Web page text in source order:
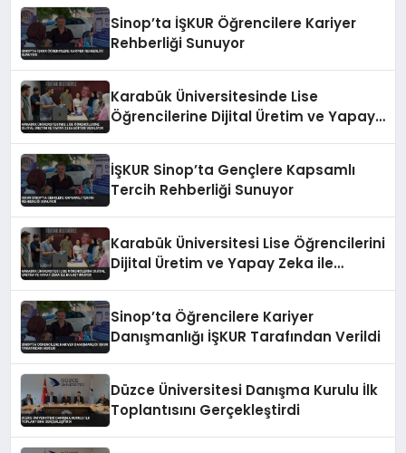
Sinop’ta İŞKUR Öğrencilere Kariyer
Rehberliği Sunuyor
Karabük Üniversitesinde Lise
Öğrencilerine Dijital Üretim ve Yapay
İŞKUR Sinop’ta Gençlere Kapsamlı
Tercih Rehberliği Sunuyor
Karabük Üniversitesi Lise Öğrencilerini
Dijital Üretim ve Yapay Zeka ile
Sinop’ta Öğrencilere Kariyer
Danışmanlığı İŞKUR Tarafından Verildi
Düzce Üniversitesi Danışma Kurulu İlk
Toplantısını Gerçekleştirdi